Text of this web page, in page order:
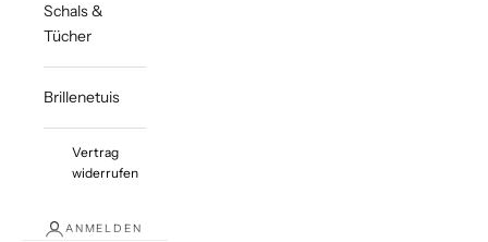
Schals &
Tücher
Brillenetuis
Vertrag
widerrufen
ANMELDEN